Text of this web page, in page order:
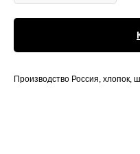
Производство Россия, хлопок,